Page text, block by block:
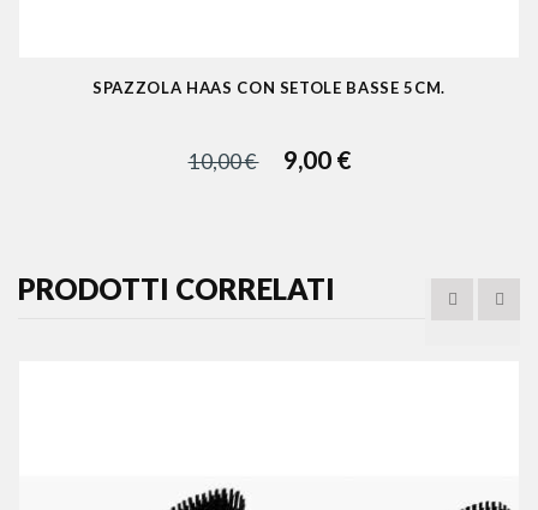
SPAZZOLA HAAS CON SETOLE BASSE 5CM.
10,00 € 9,00 €
PRODOTTI CORRELATI